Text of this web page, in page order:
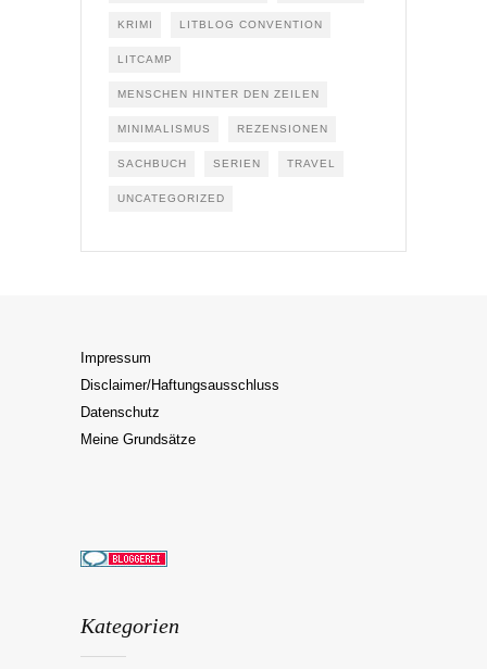
KRIMI LITBLOG CONVENTION
LITCAMP
MENSCHEN HINTER DEN ZEILEN
MINIMALISMUS REZENSIONEN
SACHBUCH SERIEN TRAVEL
UNCATEGORIZED
Impressum
Disclaimer/Haftungsausschluss
Datenschutz
Meine Grundsätze
Kategorien